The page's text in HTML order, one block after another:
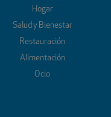
Hogar
Salud y Bienestar
Restauración
Alimentación
Ocio